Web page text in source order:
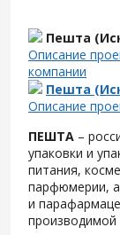
Пешта
Описание
компании
Пешта
Описание
ПЕШТА –
упаковки и
питания,
парфюмерии,
и
производимой